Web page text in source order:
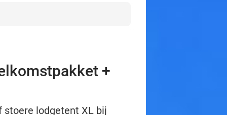
+
stoere lodgetent XL bij